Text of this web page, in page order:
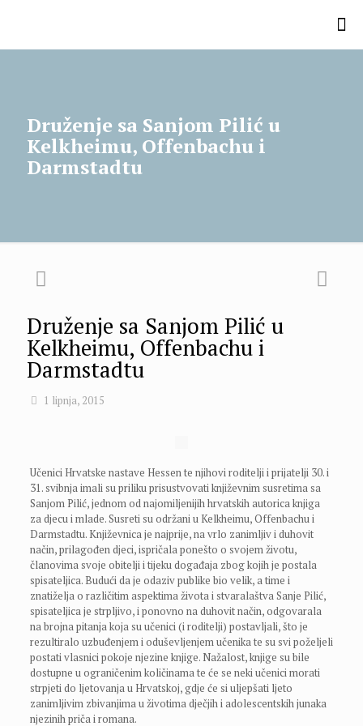
Druženje sa Sanjom Pilić u
Kelkheimu, Offenbachu i
Darmstadtu
Druženje sa Sanjom Pilić u
Kelkheimu, Offenbachu i
Darmstadtu
1 lipnja, 2015
Učenici Hrvatske nastave Hessen te njihovi roditelji i prijatelji 30. i
31. svibnja imali su priliku prisustvovati književnim susretima sa
Sanjom Pilić, jednom od najomiljenijih hrvatskih autorica knjiga
za djecu i mlade. Susreti su održani u Kelkheimu, Offenbachu i
Darmstadtu. Književnica je najprije, na vrlo zanimljiv i duhovit
način, prilagođen djeci, ispričala ponešto o svojem životu,
članovima svoje obitelji i tijeku događaja zbog kojih je postala
spisateljica. Budući da je odaziv publike bio velik, a time i
znatiželja o različitim aspektima života i stvaralaštva Sanje Pilić,
spisateljica je strpljivo, i ponovno na duhovit način, odgovarala
na brojna pitanja koja su učenici (i roditelji) postavljali, što je
rezultiralo uzbuđenjem i oduševljenjem učenika te su svi poželjeli
postati vlasnici pokoje njezine knjige. Nažalost, knjige su bile
dostupne u ograničenim količinama te će se neki učenici morati
strpjeti do ljetovanja u Hrvatskoj, gdje će si uljepšati ljeto
zanimljivim zbivanjima u životima dječjih i adolescentskih junaka
njezinih priča i romana.